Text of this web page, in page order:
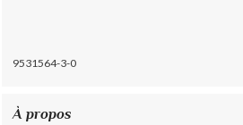
9531564-3-0
À propos